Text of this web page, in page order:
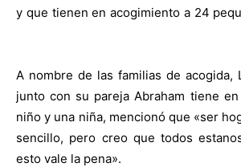
y que tienen en acogimiento a 24
A nombre de las familias de acogida,
junto con su pareja Abraham tiene
niño y una niña, mencionó que «ser
sencillo, pero creo que todos
esto vale la pena».